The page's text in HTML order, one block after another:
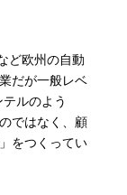
ど欧州の自動
だが一般レベ
ルのよう
ではなく、顧
をつくってい